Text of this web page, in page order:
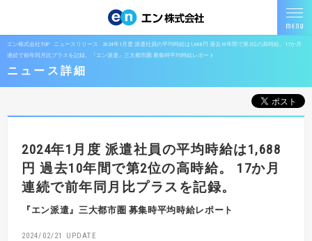
エン株式会社TOP ニュースリリース
2024年1月度 派遣社員の平均時給は1,688円 過去10年間で第2位の高時給。17か月
連続で前年同月比プラスを記録。『エン派遣』三大都市圏 募集時平均時給レポート
ニュース詳細
2024年1月度 派遣社員の平均時給は1,688
円過去10年間で第2位の高時給。 17か月
連続で前年同月比プラスを記録。
『エン派遣』三大都市圏 募集時平均時給レポート
2024/02/21